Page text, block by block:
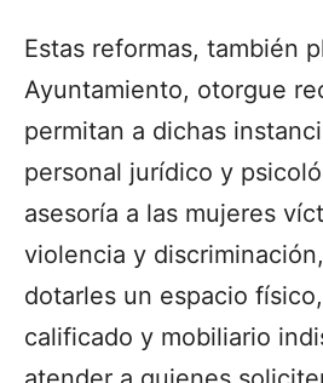
Estas reformas, también
Ayuntamiento, otorgue
permitan a dichas
personal jurídico y
asesoría a las mujeres
violencia y
dotarles un espacio
calificado y mobiliario